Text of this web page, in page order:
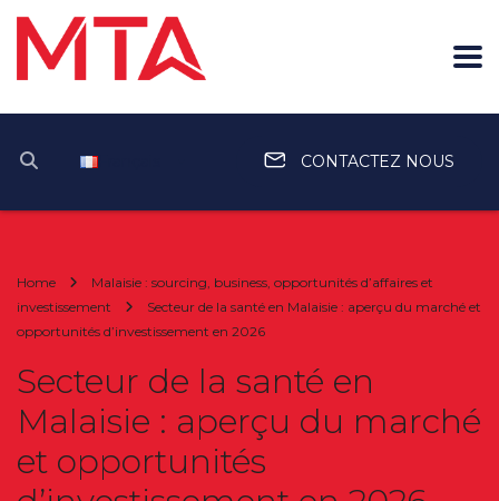
Français CONTACTEZ NOUS
Home
Malaisie : sourcing, business, opportunités d’affaires et
investissement
Secteur de la santé en Malaisie : aperçu du marché et
opportunités d’investissement en 2026
Secteur de la santé en
Malaisie : aperçu du marché
et opportunités